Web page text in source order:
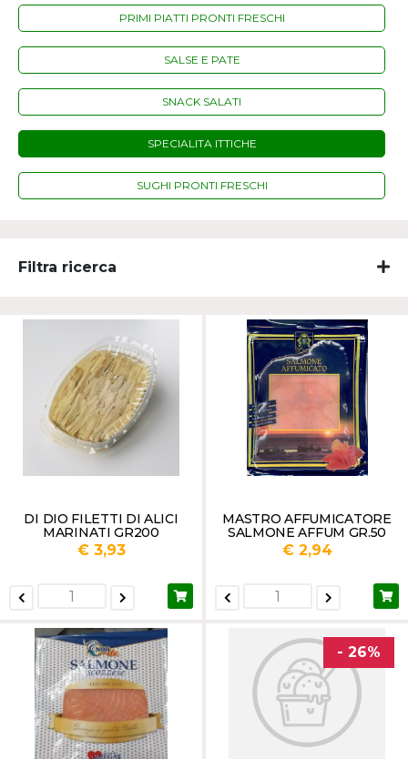
PRIMI PIATTI PRONTI FRESCHI
SALSE E PATE
SNACK SALATI
SPECIALITA ITTICHE
SUGHI PRONTI FRESCHI
Filtra ricerca
DI DIO FILETTI DI ALICI
MARINATI GR200
€ 3,93
MASTRO AFFUMICATORE
SALMONE AFFUM GR.50
€ 2,94
- 26%